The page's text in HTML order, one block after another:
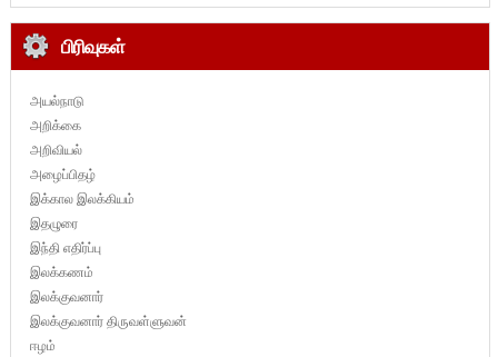
பிரிவுகள்
அயல்நாடு
அறிக்கை
அறிவியல்
அழைப்பிதழ்
இக்கால இலக்கியம்
இதழுரை
இந்தி எதிர்ப்பு
இலக்கணம்
இலக்குவனார்
இலக்குவனார் திருவள்ளுவன்
ஈழம்